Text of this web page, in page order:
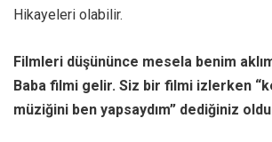
Hikayeleri olabilir.
Filmleri düşününce mesela benim
Baba filmi gelir. Siz bir filmi izlerken
müziğini ben yapsaydım” dediğiniz